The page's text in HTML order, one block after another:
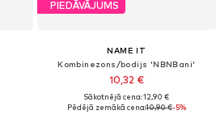
PIEDĀVĀJUMS
NAME IT
Kombinezons/bodijs 'NBNBani'
10,32 €
Sākotnējā cena: 12,90 €
Pēdējā zemākā cena:10,90 €-5%